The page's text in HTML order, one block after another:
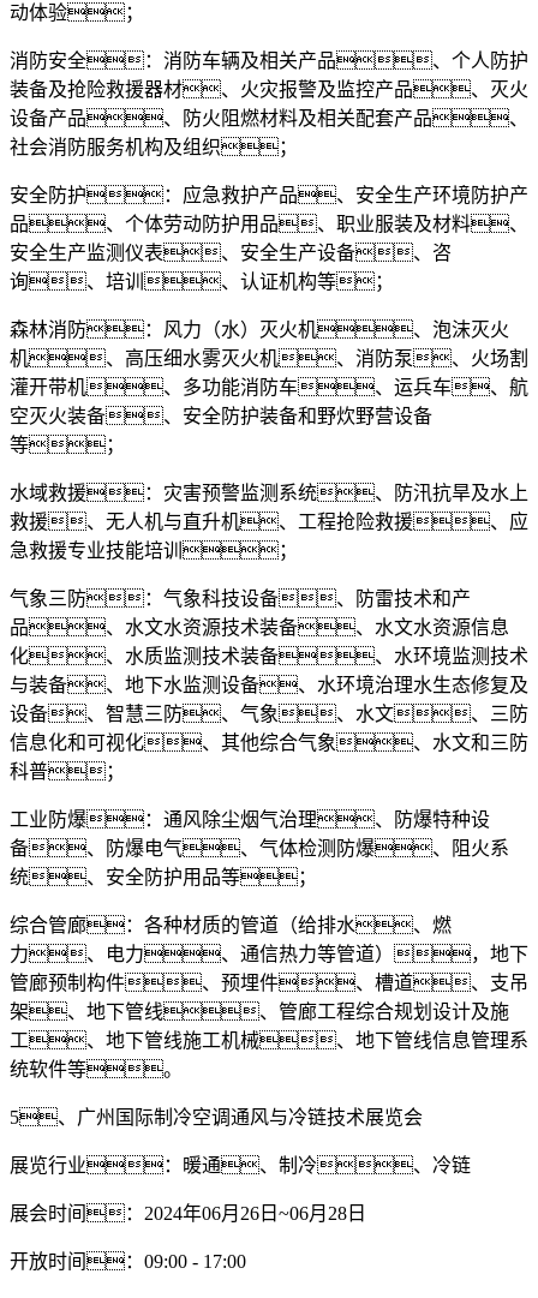
动体验；
消防安全：消防车辆及相关产品、个人防护
装备及抢险救援器材、火灾报警及监控产品、灭火
设备产品、防火阻燃材料及相关配套产品、
社会消防服务机构及组织；
安全防护：应急救护产品、安全生产环境防护产
品、个体劳动防护用品、职业服装及材料、
安全生产监测仪表、安全生产设备、咨
询、培训、认证机构等；
森林消防：风力（水）灭火机、泡沫灭火
机、高压细水雾灭火机、消防泵、火场割
灌开带机、多功能消防车、运兵车、航
空灭火装备、安全防护装备和野炊野营设备
等；
水域救援：灾害预警监测系统、防汛抗旱及水上
救援、无人机与直升机、工程抢险救援、应
急救援专业技能培训；
气象三防：气象科技设备、防雷技术和产
品、水文水资源技术装备、水文水资源信息
化、水质监测技术装备、水环境监测技术
与装备、地下水监测设备、水环境治理水生态修复及
设备、智慧三防、气象、水文、三防
信息化和可视化、其他综合气象、水文和三防
科普；
工业防爆：通风除尘烟气治理、防爆特种设
备、防爆电气、气体检测防爆、阻火系
统、安全防护用品等；
综合管廊：各种材质的管道（给排水、燃
力、电力、通信热力等管道），地下
管廊预制构件、预埋件、槽道、支吊
架、地下管线、管廊工程综合规划设计及施
工、地下管线施工机械、地下管线信息管理系
统软件等。
5、广州国际制冷空调通风与冷链技术展览会
展览行业：暖通、制冷、冷链
展会时间：2024年06月26日~06月28日
开放时间：09:00 - 17:00